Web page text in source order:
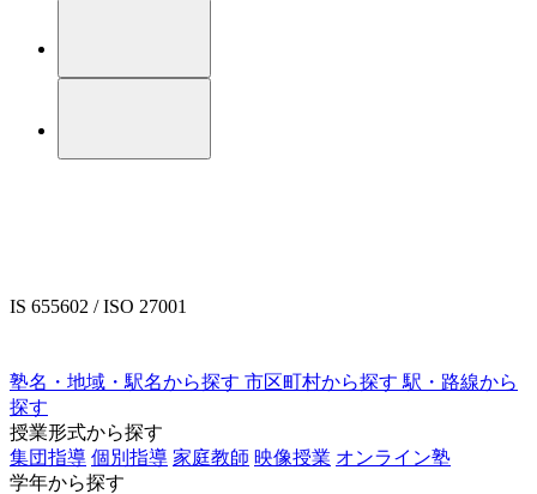
IS 655602 / ISO 27001
塾名・地域・駅名から探す 市区町村から探す 駅・路線から
探す
授業形式から探す
集団指導 個別指導 家庭教師 映像授業 オンライン塾
学年から探す